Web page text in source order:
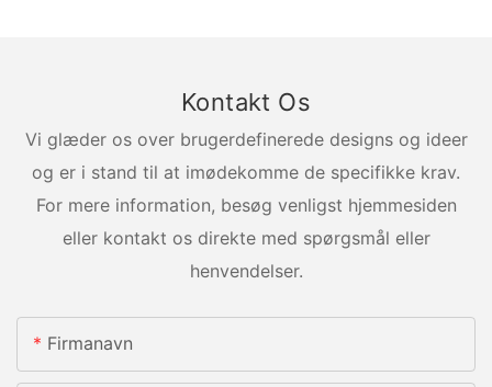
Kontakt Os
Vi glæder os over brugerdefinerede designs og ideer
og er i stand til at imødekomme de specifikke krav.
For mere information, besøg venligst hjemmesiden
eller kontakt os direkte med spørgsmål eller
henvendelser.
Firmanavn